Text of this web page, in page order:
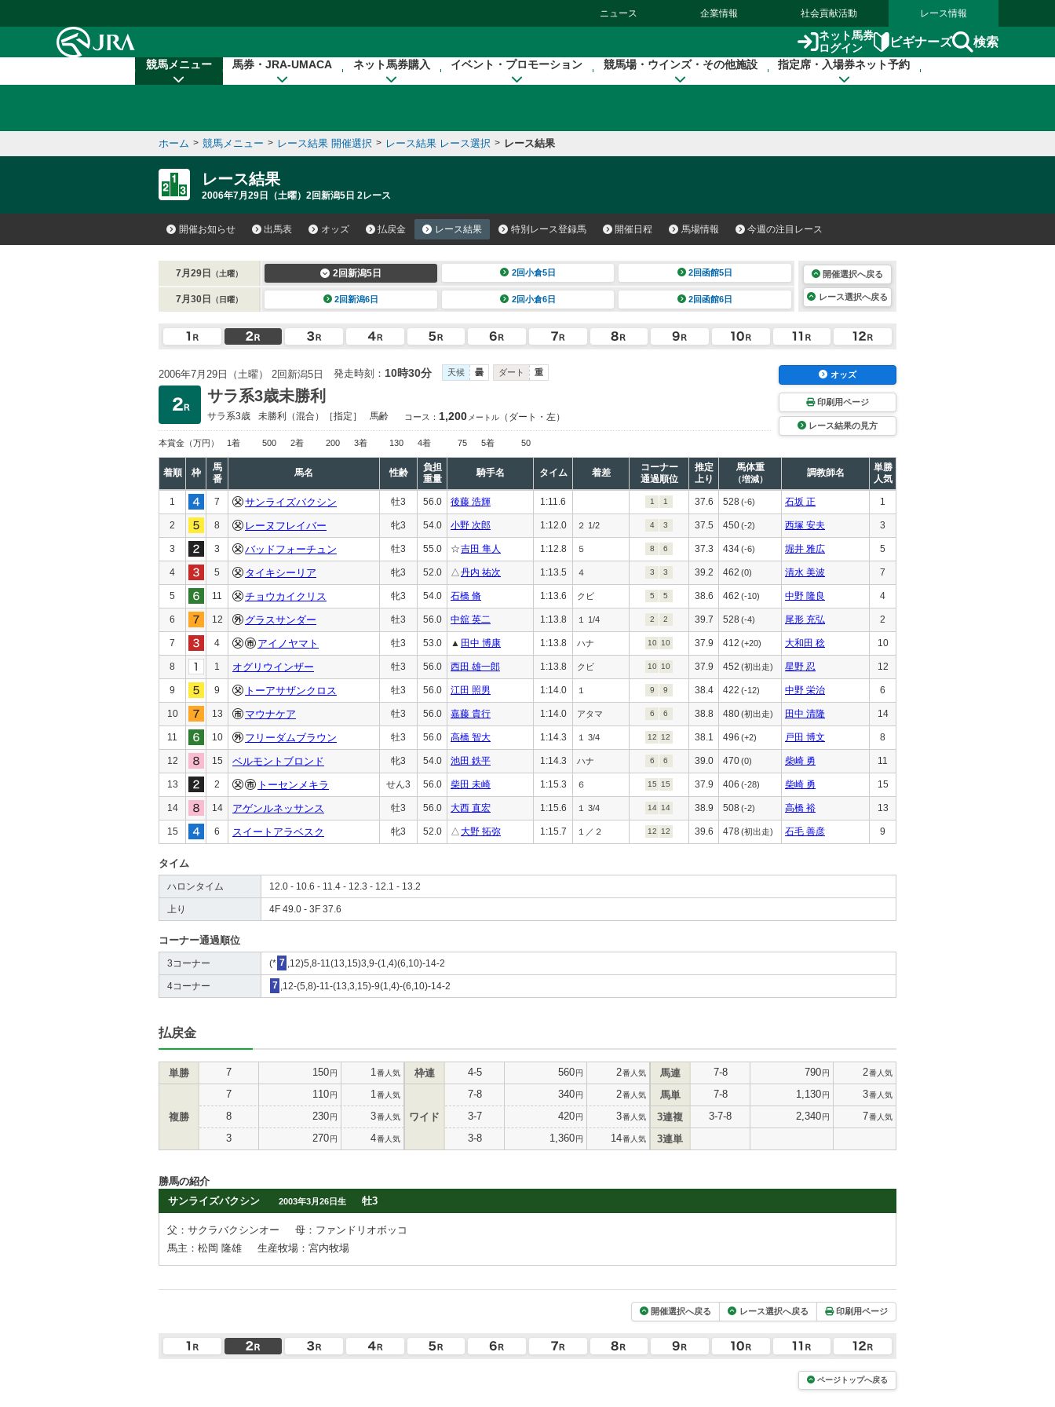
ニュース 企業情報 社会貢献活動 レース情報
ネット馬券
ログイン
ビギナーズ 検索
競馬メニュー 馬券・JRA-UMACA ネット馬券購入 イベント・プロモーション 競馬場・ウインズ・その他施設 指定席・入場券ネット予約
ホーム > 競馬メニュー > レース結果 開催選択 > レース結果 レース選択 > レース結果
レース結果
2006年7月29日（土曜）2回新潟5日 2レース
開催お知らせ 出馬表 オッズ 払戻金 レース結果 特別レース登録馬 開催日程 馬場情報 今週の注目レース
7月29日 （土曜） 2回新潟5日 2回小倉5日 2回函館5日
7月30日 （日曜） 2回新潟6日 2回小倉6日 2回函館6日
開催選択へ戻る
レース選択へ戻る
2006年7月29日（土曜） 2回新潟5日 発走時刻： 10時30分 天候 曇 ダート 重
サラ系3歳未勝利
サラ系3歳 未勝利 （混合）［指定］ 馬齢 コース： 1,200 メートル （ダート・左）
本賞金 （万円） 1着 500 2着 200 3着 130 4着 75 5着 50
オッズ
印刷用ページ
レース結果の見方
着順 枠
馬
番
馬名 性齢
負担
重量
騎手名 タイム 着差
コーナー
通過順位
推定
上り
馬体重
（増減）
調教師名
単勝
人気
1 7 サンライズバクシン 牡3 56.0 後藤 浩輝 1:11.6 1 1 37.6 528(-6) 石坂 正 1
2 8 レーヌフレイバー 牝3 54.0 小野 次郎 1:12.0 ２ 1/2 4 3 37.5 450(-2) 西塚 安夫 3
3 3 バッドフォーチュン 牡3 55.0 ☆吉田 隼人 1:12.8 ５ 8 6 37.3 434(-6) 堀井 雅広 5
4 5 タイキシーリア 牝3 52.0 △丹内 祐次 1:13.5 ４ 3 3 39.2 462 (0) 清水 美波 7
5 11 チョウカイクリス 牝3 54.0 石橋 脩 1:13.6 クビ 5 5 38.6 462 (-10) 中野 隆良 4
6 12 グラスサンダー 牡3 56.0 中舘 英二 1:13.8 １ 1/4 2 2 39.7 528 (-4) 尾形 充弘 2
7 4 アイノヤマト 牡3 53.0 ▲ 田中 博康 1:13.8 ハナ 10 10 37.9 412 (+20) 大和田 稔 10
8 1 オグリウインザー 牡3 56.0 西田 雄一郎 1:13.8 クビ 10 10 37.9 452 (初出走) 星野 忍 12
9 9 トーアサザンクロス 牡3 56.0 江田 照男 1:14.0 １ 9 9 38.4 422 (-12) 中野 栄治 6
10 13 マウナケア 牡3 56.0 嘉藤 貴行 1:14.0 アタマ 6 6 38.8 480(初出走) 田中 清隆 14
11 10 フリーダムブラウン 牡3 56.0 高橋 智大 1:14.3 １ 3/4 12 12 38.1 496 (+2) 戸田 博文 8
12 15 ベルモントブロンド 牝3 54.0 池田 鉄平 1:14.3 ハナ 6 6 39.0 470(0) 柴崎 勇 11
13 2 トーセンメキラ せん3 56.0 柴田 未崎 1:15.3 ６ 15 15 37.9 406 (-28) 柴崎 勇 15
14 14 アゲンルネッサンス 牡3 56.0 大西 直宏 1:15.6 １ 3/4 14 14 38.9 508 (-2) 高橋 裕 13
15 6 スイートアラベスク 牝3 52.0 △大野 拓弥 1:15.7 １／２ 12 12 39.6 478(初出走) 石毛 善彦 9
タイム
ハロンタイム 12.0 - 10.6 - 11.4 - 12.3 - 12.1 - 13.2
上り 4F 49.0 - 3F 37.6
コーナー通過順位
3コーナー (* 7 ,12)5,8-11(13,15)3,9-(1,4)(6,10)-14-2
4コーナー 7 ,12-(5,8)-11-(13,3,15)-9(1,4)-(6,10)-14-2
払戻金
単勝 7 150円 1 番人気
複勝
7 110円 1 番人気
8 230円 3番人気
3 270円 4番人気
枠連 4-5 560円 2番人気
ワイド
7-8 340円 2番人気
3-7 420円 3番人気
3-8 1,360円 14番人気
馬連 7-8 790円 2番人気
馬単 7-8 1,130円 3番人気
3連複 3-7-8 2,340円 7番人気
3連単
勝馬の紹介
サンライズバクシン
2003年3月26日生 牡3
父：サクラバクシンオー
母：ファンドリオボッコ
馬主：松岡 隆雄
生産牧場：宮内牧場
開催選択へ戻る レース選択へ戻る 印刷用ページ
ページトップへ戻る